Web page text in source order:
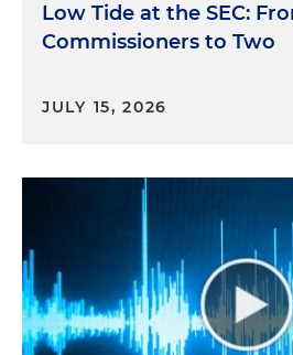
Low Tide at the SEC:
Commissioners to Two
JULY 15, 2026